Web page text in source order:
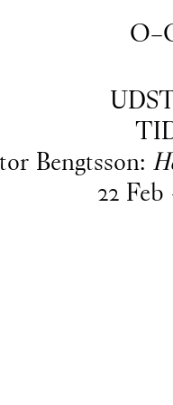
Bengtsson:
22 Feb